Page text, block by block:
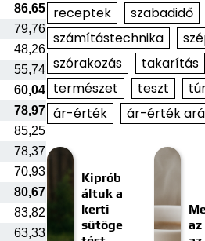
86,65
79,76
48,26
55,74
60,04
78,97
85,25
78,37
70,93
80,67
83,82
63,33
receptek
szabadidő
számítástechnika
szórakozás
takarítás
természet
teszt
ár-érték
ár-érték
Kiprób
áltuk a
kerti
sütöge